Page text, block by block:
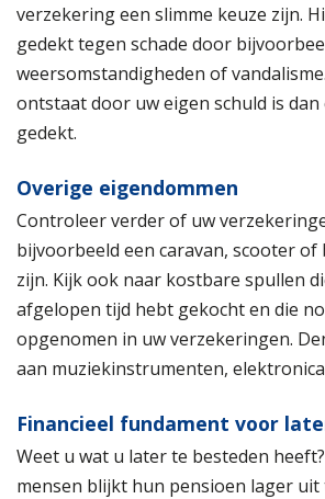
verzekering een slimme keuze zijn.
gedekt tegen schade door
weersomstandigheden of
ontstaat door uw eigen schuld is
gedekt.
Overige eigendommen
Controleer verder of uw
bijvoorbeeld een caravan, scooter
zijn. Kijk ook naar kostbare spullen
afgelopen tijd hebt gekocht en die
opgenomen in uw verzekeringen.
aan muziekinstrumenten,
Financieel fundament voor
Weet u wat u later te besteden
mensen blijkt hun pensioen lager uit